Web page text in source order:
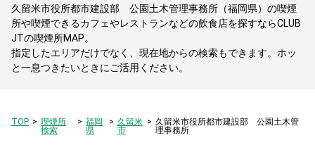
久留米市役所都市建設部 公園土木管理事務所（福岡県）の喫煙
所や喫煙できるカフェやレストランなどの飲食店を探すならCLUB
JTの喫煙所MAP。
指定したエリアだけでなく、現在地からの検索もできます。ホッ
と一息つきたいときにご活用ください。
TOP
喫煙所
検索
福岡
県
久留米
市
久留米市役所都市建設部 公園土木管
理事務所